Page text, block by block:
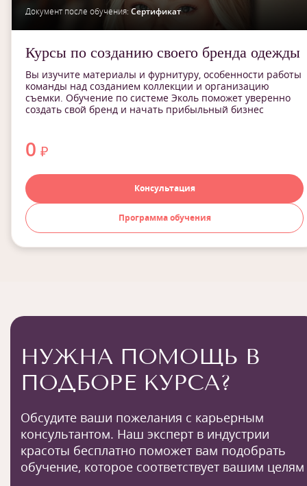
Документ после обучения: Сертификат
Курсы по созданию своего бренда одежды
Вы изучите материалы и фурнитуру, особенности работы
команды над созданием коллекции и организацию
съемки. Обучение по системе Эколь поможет уверенно
создать свой бренд и начать прибыльный бизнес
0 ₽
Консультация
Программа обучения
НУЖНА ПОМОЩЬ В
ПОДБОРЕ КУРСА?
Обсудите ваши пожелания с карьерным
консультантом. Наш эксперт в индустрии
красоты бесплатно поможет вам подобрать
обучение, которое соответствует вашим целям